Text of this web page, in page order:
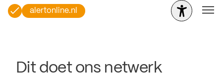
alertonline.nl
Dit doet ons netwerk